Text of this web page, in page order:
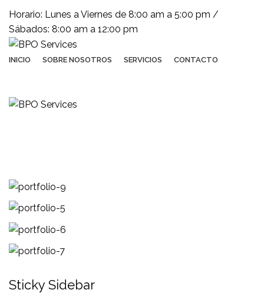
Horario: Lunes a Viernes de 8:00 am a 5:00 pm /
Sábados: 8:00 am a 12:00 pm
INICIO SOBRE NOSOTROS SERVICIOS CONTACTO
Sticky Sidebar